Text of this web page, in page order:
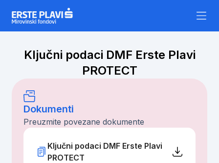
Ključni podaci DMF Erste Plavi
PROTECT
Dokumenti
Preuzmite povezane dokumente
Ključni podaci DMF Erste Plavi
PROTECT